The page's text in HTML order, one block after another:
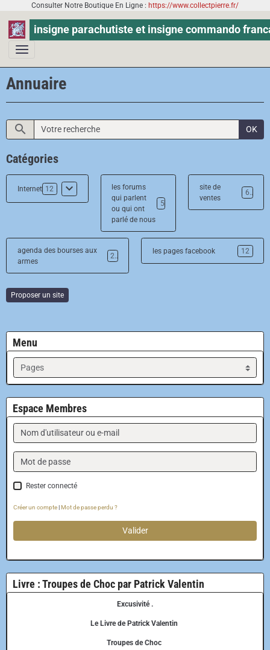
Consulter Notre Boutique En Ligne : https://www.collectpierre.fr/
insigne parachutiste et insigne commando
Annuaire
OK
Catégories
Internet 12
les forums
qui parlent
ou qui ont
parlé de nous
5
site de
ventes
6
agenda des bourses aux
armes
2
les pages facebook 12
Proposer un site
Menu
Espace Membres
Rester connecté
Créer un compte|Mot de passe perdu ?
Valider
Livre : Troupes de Choc par Patrick Valentin
Excusivité .
Le Livre de Patrick Valentin
Troupes de Choc